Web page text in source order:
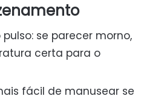
se parecer morno,
certa para o
fácil de manusear se